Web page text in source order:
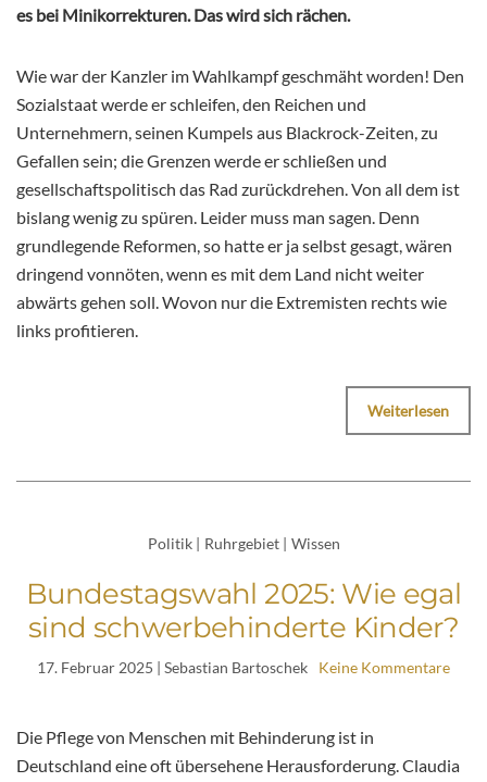
es bei Minikorrekturen. Das wird sich rächen.
Wie war der Kanzler im Wahlkampf geschmäht worden! Den
Sozialstaat werde er schleifen, den Reichen und
Unternehmern, seinen Kumpels aus Blackrock-Zeiten, zu
Gefallen sein; die Grenzen werde er schließen und
gesellschaftspolitisch das Rad zurückdrehen. Von all dem ist
bislang wenig zu spüren. Leider muss man sagen. Denn
grundlegende Reformen, so hatte er ja selbst gesagt, wären
dringend vonnöten, wenn es mit dem Land nicht weiter
abwärts gehen soll. Wovon nur die Extremisten rechts wie
links profitieren.
Weiterlesen
Politik | Ruhrgebiet | Wissen
Bundestagswahl 2025: Wie egal
sind schwerbehinderte Kinder?
17. Februar 2025 | Sebastian Bartoschek Keine Kommentare
Die Pflege von Menschen mit Behinderung ist in
Deutschland eine oft übersehene Herausforderung. Claudia